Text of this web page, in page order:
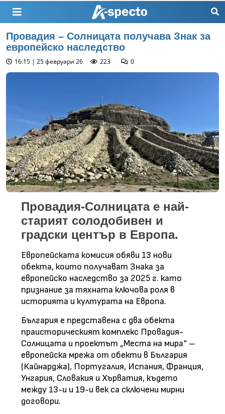
Провадия – Солницата получава Знак за
европейско наследство
16:15 | 25 февруари 26 223 0
Провадия-Солницата е най-
старият солодобивен и
градски център в Европа.
Европейската комисия обяви 13 нови
обекта, които получават Знака за
европейско наследство за 2025 г. като
признание за тяхната ключова роля в
историята и културата на Европа.
България е представена с два обекта
праисторическият комплекс Провадия-
Солницата и проектът „Места на мира“ –
европейска мрежа от обекти в България
(Кайнарджа), Португалия, Испания, Франция,
Унгария, Словакия и Хърватия, където
между 13-и и 19-и век са сключени мирни
договори.